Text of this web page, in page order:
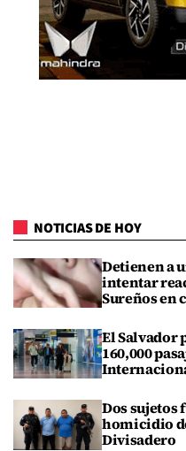
NOTICIAS DE HOY
Detienen a
intentar
Sureños en
El Salvador
160,000
Dos sujetos
homicidio
Divisadero